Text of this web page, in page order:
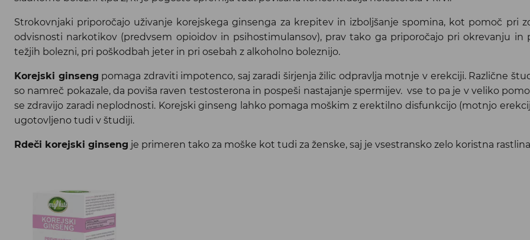
Strokovnjaki priporočajo uživanje korejskega ginsenga za krepitev in izboljšanje spomina, kot pomoč pri
odvisnosti narkotikov (predvsem opioidov in psihostimulansov), prav tako ga priporočajo pri okrevanju in
težjih bolezni, pri poškodbah jeter in pri osebah z alkoholno boleznijo.
Korejski ginseng pomaga zdraviti impotenco, saj zaradi širjenja žilic odpravlja motnje v erekciji. Različne
so namreč pokazale, da poviša raven testosterona in pospeši nastajanje spermijev. vse to pa je v veliko
se zdravijo zaradi neplodnosti. Korejski ginseng lahko pomaga moškim z erektilno disfunkcijo (motnjo
ugotovljeno tudi v študiji.
Rdeči korejski ginseng je primeren tako za moške kot tudi za ženske, saj je vsestransko zelo koristna